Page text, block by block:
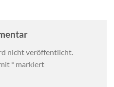
nicht veröffentlicht.
* markiert